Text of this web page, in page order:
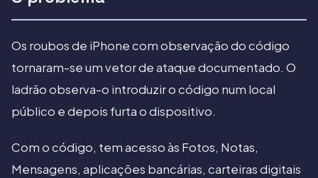
Os roubos de iPhone com observação do código
tornaram-se um vetor de ataque documentado. O
ladrão observa-o introduzir o código num local
público e depois furta o dispositivo.
Com o código, tem acesso às Fotos, Notas,
Mensagens, aplicações bancárias, carteiras digitais